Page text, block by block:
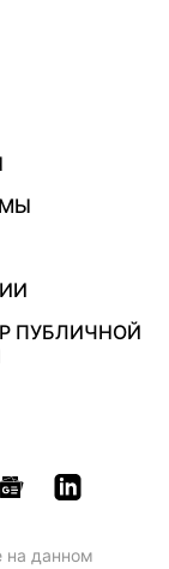
ПУБЛИЧНОЙ
на данном